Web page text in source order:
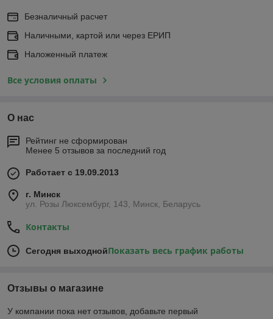
Безналичный расчет
Наличными, картой или через ЕРИП
Наложенный платеж
Все условия оплаты
О нас
Рейтинг не сформирован
Менее 5 отзывов за последний год
Работает с 19.09.2013
г. Минск
ул. Розы Люксембург, 143, Минск, Беларусь
Контакты
Сегодня выходнойПоказать весь график работы
Отзывы о магазине
У компании пока нет отзывов, добавьте первый